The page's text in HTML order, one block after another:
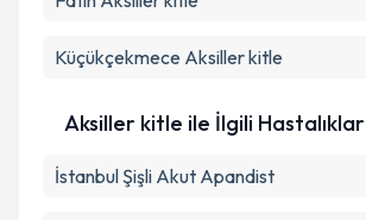
Küçükçekmece Aksiller kitle
Aksiller kitle ile İlgili Hastalıklar
İstanbul Şişli Akut Apandist